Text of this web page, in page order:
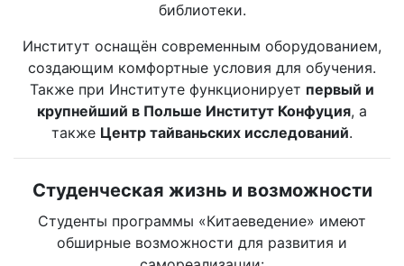
библиотеки.
Институт оснащён современным оборудованием,
создающим комфортные условия для обучения.
Также при Институте функционирует первый и
крупнейший в Польше Институт Конфуция, а
также Центр тайваньских исследований.
Студенческая жизнь и возможности
Студенты программы «Китаеведение» имеют
обширные возможности для развития и